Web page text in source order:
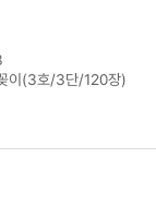
이(3호/3단/120장)